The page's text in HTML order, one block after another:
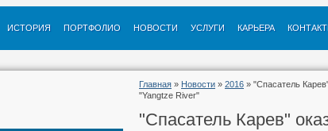
ИСТОРИЯ ПОРТФОЛИО НОВОСТИ УСЛУГИ КАРЬЕРА
Главная » Новости » 2016 » "Спасатель
"Yangtze River"
"Спасатель Карев"